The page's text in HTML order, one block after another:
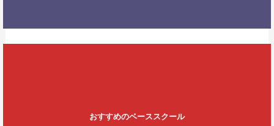
おすすめのベーススクール